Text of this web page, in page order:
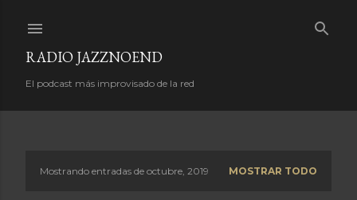
RADIO JAZZNOEND
El podcast más improvisado de la red
Mostrando entradas de octubre, 2019 MOSTRAR TODO